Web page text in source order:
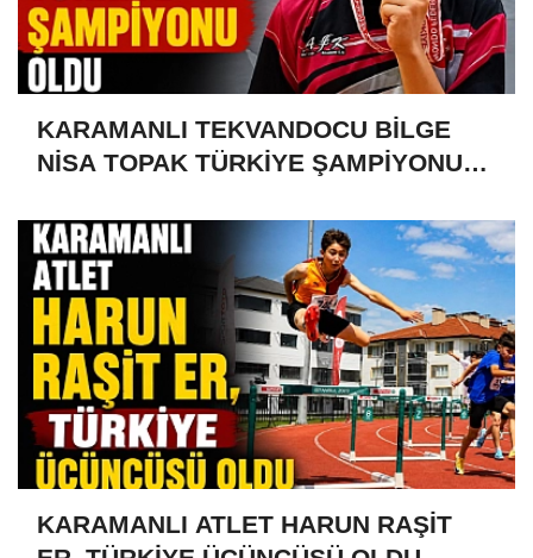
KARAMANLI TEKVANDOCU BİLGE
NİSA TOPAK TÜRKİYE ŞAMPİYONU
KARAMANLI ATLET HARUN RAŞİT